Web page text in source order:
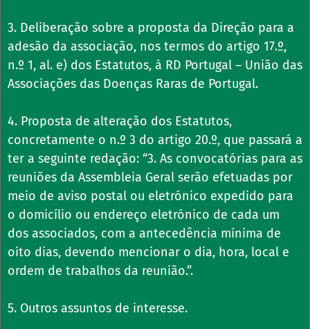
3. Deliberação sobre a proposta da Direção para a
adesão da associação, nos termos do artigo 17.º,
n.º 1, al. e) dos Estatutos, à RD Portugal – União das
Associações das Doenças Raras de Portugal.
4. Proposta de alteração dos Estatutos,
concretamente o n.º 3 do artigo 20.º, que passará a
ter a seguinte redação: “3. As convocatórias para as
reuniões da Assembleia Geral serão efetuadas por
meio de aviso postal ou eletrónico expedido para
o domicílio ou endereço eletrónico de cada um
dos associados, com a antecedência mínima de
oito dias, devendo mencionar o dia, hora, local e
ordem de trabalhos da reunião.”.
5. Outros assuntos de interesse.